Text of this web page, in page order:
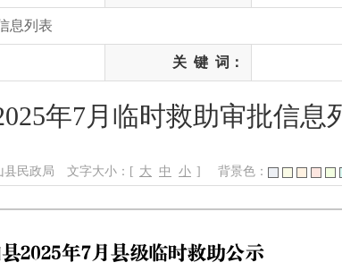
息列表
关 键 词：
年7月临时救助审批信息
县民政局 文字大小：[ 大 中 小 ] 背景色：